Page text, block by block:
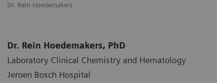
Dr. Rein Hoedemakers
Dr. Rein Hoedemakers, PhD
Laboratory Clinical Chemistry and Hematology
Jeroen Bosch Hospital